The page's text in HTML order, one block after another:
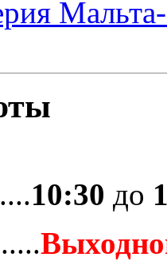
10:30 до